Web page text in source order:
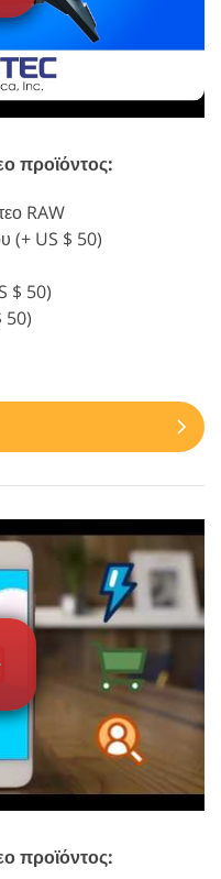
προϊόντος:
RAW
(+ US $ 50)
$ 50)
50)
προϊόντος: